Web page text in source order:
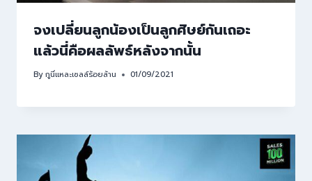
จงเปลี่ยนลูกน้องเป็นลูกศิษย์กันเถอะ
แล้วนี่คือผลลัพธ์หลังจากนั้น
Byกูนี่แหละเซลล์ร้อยล้าน 01/09/2021